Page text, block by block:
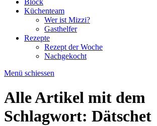
Küchenteam
Wer ist Mizzi?
Gasthelfer
Rezepte
Rezept der Woche
Nachgekocht
Menü schiessen
Alle Artikel mit dem
Schlagwort: Dätschet